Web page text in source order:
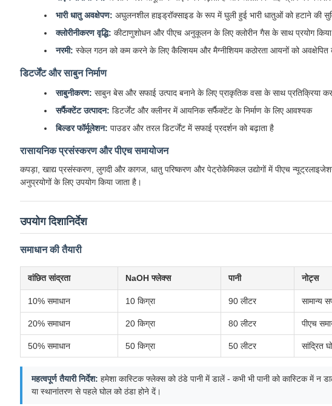
भारी धातु अवक्षेपण: अघुलनशील हाइड्रॉक्साइड के रूप में घुली हुई भारी धातुओं को हटाने की
क्लोरीनीकरण वृद्धि: कीटाणुशोधन और पीएच अनुकूलन के लिए क्लोरीन गैस के साथ प्रयोग किया
नरमी: स्केल गठन को कम करने के लिए कैल्शियम और मैग्नीशियम कठोरता आयनों को अवक्षेपित
डिटर्जेंट और साबुन निर्माण
साबुनीकरण: साबुन बेस और सफाई उत्पाद बनाने के लिए प्राकृतिक वसा के साथ प्रतिक्रिया
सर्फैक्टेंट उत्पादन: डिटर्जेंट और क्लीनर में आयनिक सर्फैक्टेंट के निर्माण के लिए आवश्यक
बिल्डर फॉर्मूलेशन: पाउडर और तरल डिटर्जेंट में सफाई प्रदर्शन को बढ़ाता है
रासायनिक प्रसंस्करण और पीएच समायोजन
कपड़ा, खाद्य प्रसंस्करण, लुगदी और कागज, धातु परिष्करण और पेट्रोकेमिकल उद्योगों में पीएच
अनुप्रयोगों के लिए उपयोग किया जाता है।
उपयोग दिशानिर्देश
समाधान की तैयारी
वांछित सांद्रता NaOH फ्लेक्स पानी नोट्स
10% समाधान 10 किग्रा 90 लीटर सामान्य
20% समाधान 20 किग्रा 80 लीटर पीएच
50% समाधान 50 किग्रा 50 लीटर सांद्रित
महत्वपूर्ण तैयारी निर्देश: हमेशा कास्टिक फ्लेक्स को ठंडे पानी में डालें - कभी भी पानी को कास्टिक में न
या स्थानांतरण से पहले घोल को ठंडा होने दें।